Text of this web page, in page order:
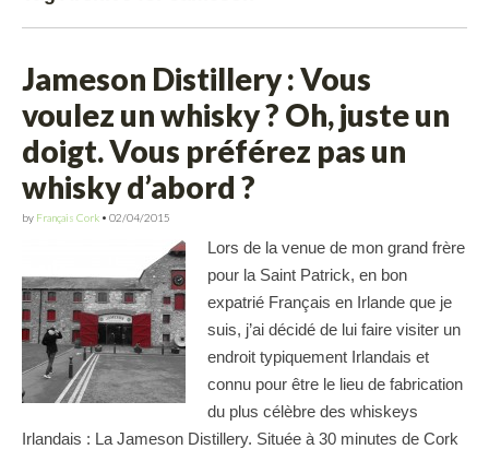
Jameson Distillery : Vous
voulez un whisky ? Oh, juste un
doigt. Vous préférez pas un
whisky d’abord ?
by Français Cork • 02/04/2015
Lors de la venue de mon grand frère
pour la Saint Patrick, en bon
expatrié Français en Irlande que je
suis, j’ai décidé de lui faire visiter un
endroit typiquement Irlandais et
connu pour être le lieu de fabrication
du plus célèbre des whiskeys
Irlandais : La Jameson Distillery. Située à 30 minutes de Cork